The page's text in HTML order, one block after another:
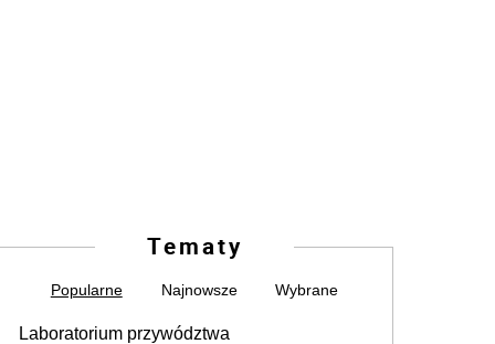
Tematy
Popularne Najnowsze Wybrane
Laboratorium przywództwa